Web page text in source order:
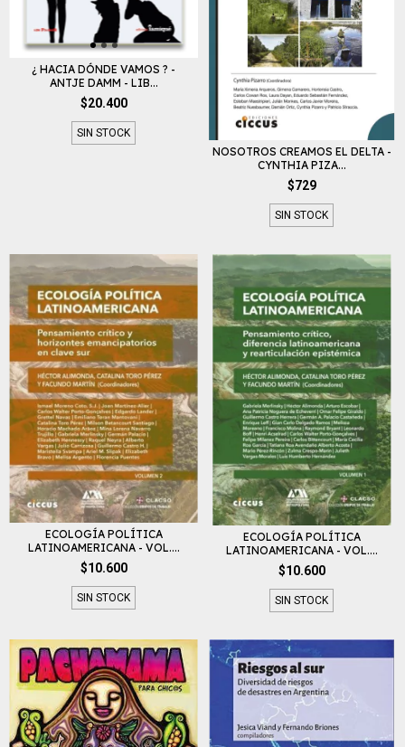
¿ HACIA DÓNDE VAMOS ? -
ANTJE DAMM - LIB...
$20.400
SIN STOCK
NOSOTROS CREAMOS EL DELTA -
CYNTHIA PIZA...
$729
SIN STOCK
ECOLOGÍA POLÍTICA
LATINOAMERICANA - VOL....
$10.600
SIN STOCK
ECOLOGÍA POLÍTICA
LATINOAMERICANA - VOL....
$10.600
SIN STOCK